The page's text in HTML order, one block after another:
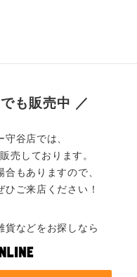
も販売中 ／
守谷店では、
売しております。
もありますので、
ご来店ください！
貨などをお探しなら